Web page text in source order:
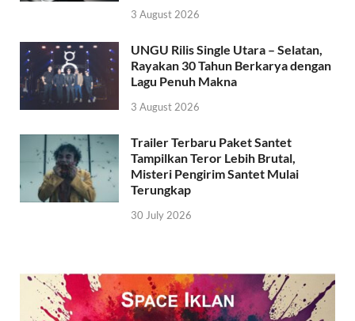
3 August 2026
UNGU Rilis Single Utara – Selatan,
Rayakan 30 Tahun Berkarya dengan
Lagu Penuh Makna
3 August 2026
Trailer Terbaru Paket Santet
Tampilkan Teror Lebih Brutal,
Misteri Pengirim Santet Mulai
Terungkap
30 July 2026